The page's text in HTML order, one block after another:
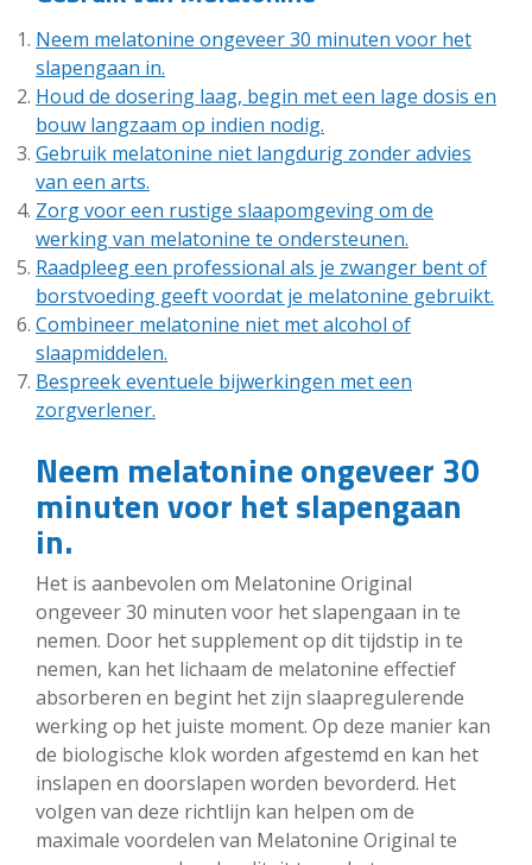
Neem melatonine ongeveer 30 minuten voor het
slapengaan in.
Houd de dosering laag, begin met een lage dosis en
bouw langzaam op indien nodig.
Gebruik melatonine niet langdurig zonder advies
van een arts.
Zorg voor een rustige slaapomgeving om de
werking van melatonine te ondersteunen.
Raadpleeg een professional als je zwanger bent of
borstvoeding geeft voordat je melatonine gebruikt.
Combineer melatonine niet met alcohol of
slaapmiddelen.
Bespreek eventuele bijwerkingen met een
zorgverlener.
Neem melatonine ongeveer 30
minuten voor het slapengaan
in.
Het is aanbevolen om Melatonine Original
ongeveer 30 minuten voor het slapengaan in te
nemen. Door het supplement op dit tijdstip in te
nemen, kan het lichaam de melatonine effectief
absorberen en begint het zijn slaapregulerende
werking op het juiste moment. Op deze manier kan
de biologische klok worden afgestemd en kan het
inslapen en doorslapen worden bevorderd. Het
volgen van deze richtlijn kan helpen om de
maximale voordelen van Melatonine Original te